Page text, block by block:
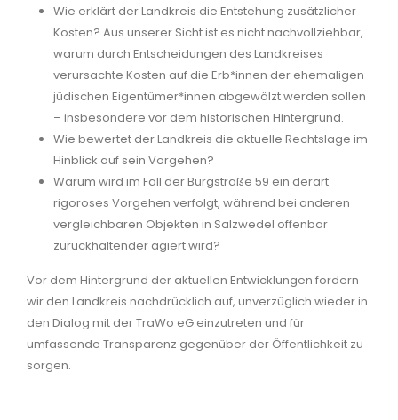
Wie erklärt der Landkreis die Entstehung zusätzlicher
Kosten? Aus unserer Sicht ist es nicht nachvollziehbar,
warum durch Entscheidungen des Landkreises
verursachte Kosten auf die Erb*innen der ehemaligen
jüdischen Eigentümer*innen abgewälzt werden sollen
– insbesondere vor dem historischen Hintergrund.
Wie bewertet der Landkreis die aktuelle Rechtslage im
Hinblick auf sein Vorgehen?
Warum wird im Fall der Burgstraße 59 ein derart
rigoroses Vorgehen verfolgt, während bei anderen
vergleichbaren Objekten in Salzwedel offenbar
zurückhaltender agiert wird?
Vor dem Hintergrund der aktuellen Entwicklungen fordern
wir den Landkreis nachdrücklich auf, unverzüglich wieder in
den Dialog mit der TraWo eG einzutreten und für
umfassende Transparenz gegenüber der Öffentlichkeit zu
sorgen.